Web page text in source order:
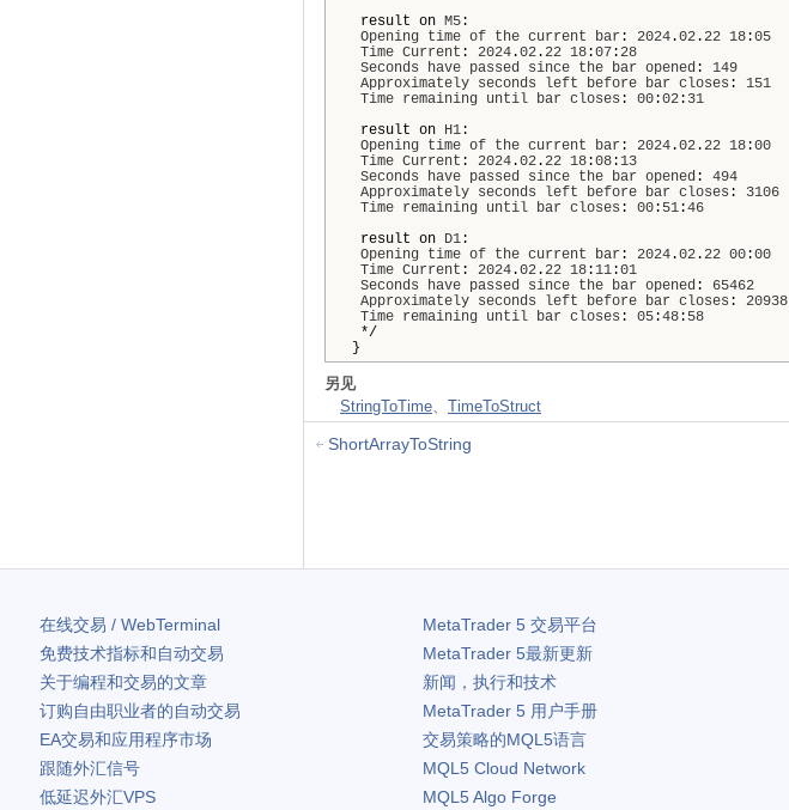
result on M5:
Opening time of the current bar: 2024.02.22 18:05
Time Current : 2024.02.22 18:07:28
Seconds
have passed since the bar opened: 149
Approximately seconds left before bar closes : 151
Time remaining until bar closes : 00:02: 31
result on H1:
Opening time of the current bar: 2024.02.22 18:00
Time Current : 2024.02.22 18:08: 13
Seconds
have passed since the bar opened: 494
Approximately seconds left before bar closes : 3106
Time remaining until bar closes : 00: 51:46
result on D1:
Opening time of the current bar: 2024.02.22 00:00
Time Current : 2024.02.22 18: 11:01
Seconds
have passed since the bar opened: 65462
Approximately seconds left before bar closes : 20938
Time remaining until bar closes : 05:48: 58
*/
}
另见
StringToTime、 TimeToStruct
ShortArrayToString
在线交易 / WebTerminal
免费技术指标和自动交易
关于编程和交易的文章
订购自由职业者的自动交易
EA交易和应用程序市场
跟随外汇信号
低延迟外汇VPS
MetaTrader 5交易平台
MetaTrader 5最新更新
新闻，执行和技术
MetaTrader 5用户手册
交易策略的MQL5语言
MQL5 Cloud Network
MQL5 Algo Forge